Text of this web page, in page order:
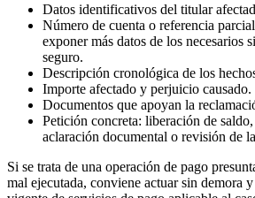
Datos identificativos del titular
Número de cuenta o referencia
exponer más datos de los necesarios
seguro.
Descripción cronológica de los
Importe afectado y perjuicio causado.
Documentos que apoyan la
Petición concreta: liberación de
aclaración documental o revisión de
Si se trata de una operación de pago
mal ejecutada, conviene actuar sin demora